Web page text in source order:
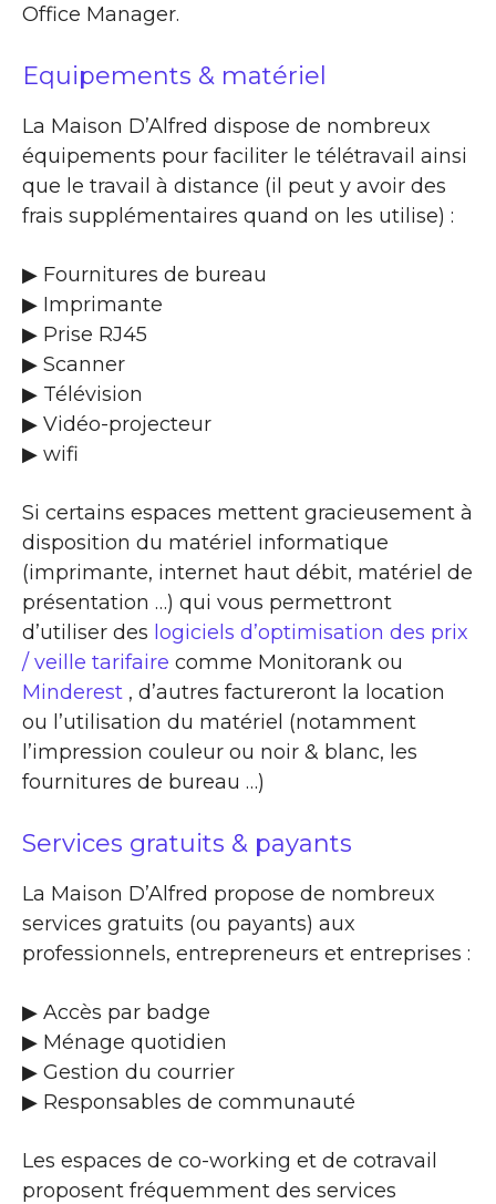
Office Manager.
Equipements & matériel
La Maison D’Alfred dispose de nombreux
équipements pour faciliter le télétravail ainsi
que le travail à distance (il peut y avoir des
frais supplémentaires quand on les utilise) :
▶ Fournitures de bureau
▶ Imprimante
▶ Prise RJ45
▶ Scanner
▶ Télévision
▶ Vidéo-projecteur
▶ wifi
Si certains espaces mettent gracieusement à
disposition du matériel informatique
(imprimante, internet haut débit, matériel de
présentation …) qui vous permettront
d’utiliser des logiciels d’optimisation des prix
/ veille tarifaire comme Monitorank ou
Minderest , d’autres factureront la location
ou l’utilisation du matériel (notamment
l’impression couleur ou noir & blanc, les
fournitures de bureau …)
Services gratuits & payants
La Maison D’Alfred propose de nombreux
services gratuits (ou payants) aux
professionnels, entrepreneurs et entreprises :
▶​ Accès par badge
▶​ Ménage quotidien
▶​ Gestion du courrier
▶​ Responsables de communauté
Les espaces de co-working et de cotravail
proposent fréquemment des services